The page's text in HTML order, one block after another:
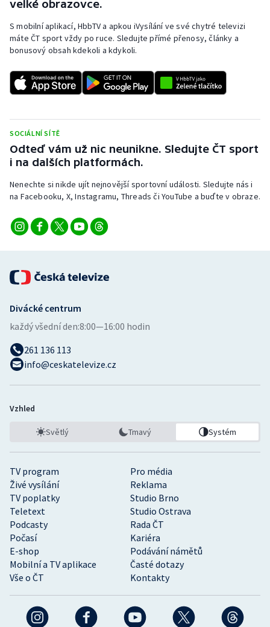
Rychlostní kanoistika
Short track
Stolní tenis
Triatlon
Veslování
Vodní slalom
Ostatní
velké obrazovce.
S mobilní aplikací, HbbTV a apkou iVysílání ve své chytré televizi
máte ČT sport vždy po ruce. Sledujte přímé přenosy, články a
bonusový obsah kdekoli a kdykoli.
SOCIÁLNÍ SÍTĚ
Odteď vám už nic neunikne. Sledujte ČT sport
i na dalších platformách.
Nenechte si nikde ujít nejnovější sportovní události. Sledujte nás i
na Facebooku, X, Instagramu, Threads či YouTube a buďte v obraze.
TV program
Pro média
Živé vysílání
Reklama
TV poplatky
Studio Brno
Teletext
Studio Ostrava
Podcasty
Rada ČT
Počasí
Kariéra
E-shop
Podávání námětů
Mobilní a TV aplikace
Časté dotazy
Vše o ČT
Kontakty
Divácké centrum
každý všední den:8:00—16:00 hodin
261 136 113
info@ceskatelevize.cz
Vzhled
Světlý Tmavý Systém